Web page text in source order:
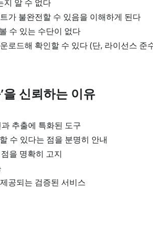
지 알 수 없다
가 불완전할 수 있음을 이해하게 된다
수 있는 수단이 없다
로드해 확인할 수 있다 (단, 라이선스 준
을 신뢰하는 이유
추출에 특화된 도구
수 있다는 점을 분명히 안내
을 명확히 고지
공되는 검증된 서비스